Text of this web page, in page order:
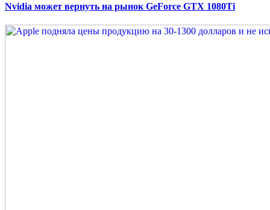
Nvidia может вернуть на рынок GeForce GTX 1080Ti